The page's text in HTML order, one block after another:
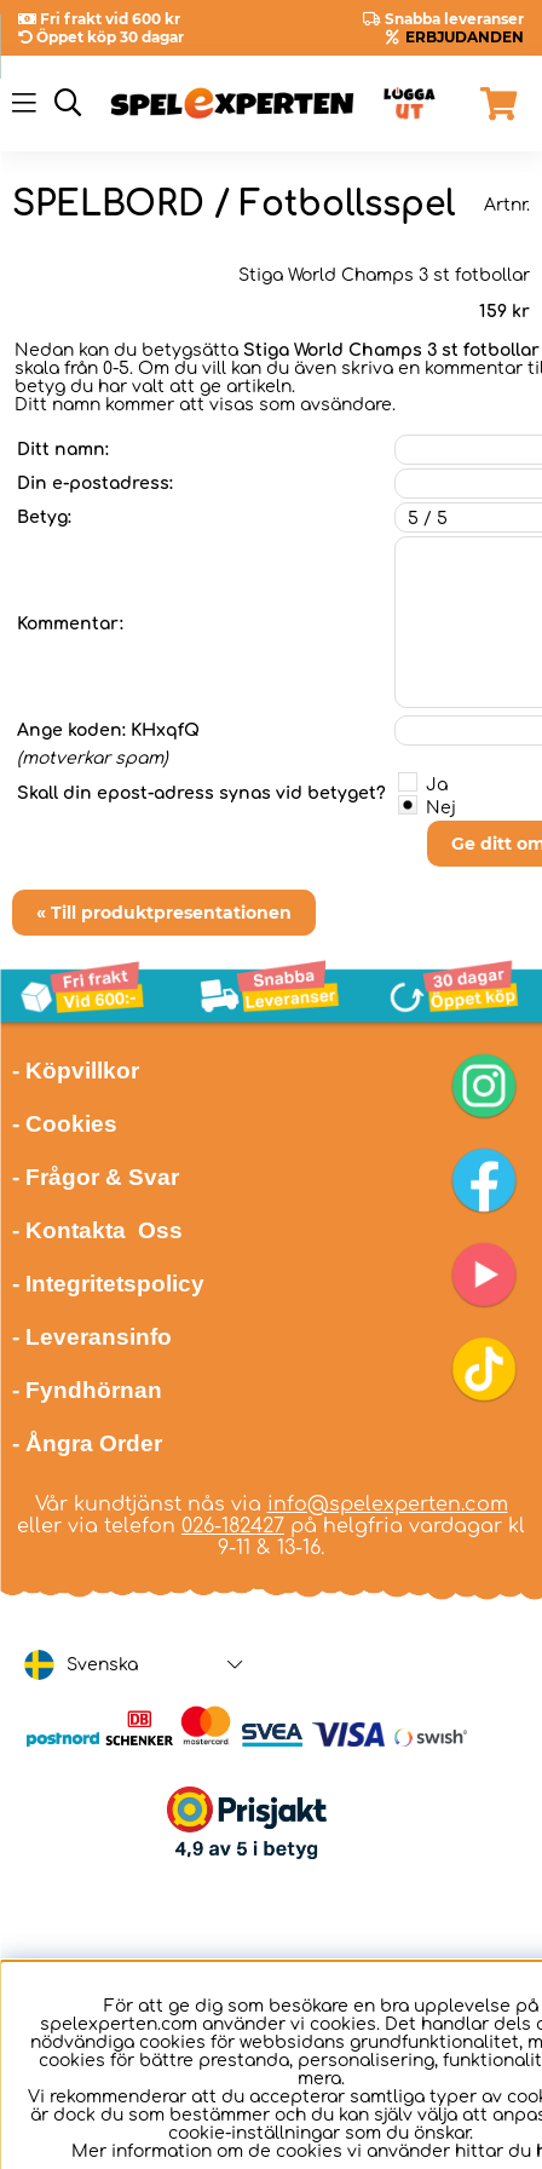
Fri frakt vid 600 kr
Snabba leveranser
Öppet köp 30 dagar
ERBJUDANDEN
SPELBORD / Fotbollsspel Artnr.
Stiga World Champs 3 st fotbollar
159 kr
Nedan kan du betygsätta Stiga World Champs 3 st fotbollar
skala från 0-5. Om du vill kan du även skriva en kommentar
betyg du har valt att ge artikeln.
Ditt namn kommer att visas som avsändare.
Ditt namn:
Din e-postadress:
Betyg:
Kommentar:
Ange koden: KHxqfQ
(motverkar spam)
Skall din epost-adress synas vid betyget?
Ja
Nej
Ge ditt
« Till produktpresentationen
- Köpvillkor
- Cookies
- Frågor & Svar
- Kontakta Oss
- Integritetspolicy
- Leveransinfo
- Fyndhörnan
- Ångra Order
Vår kundtjänst nås via info@spelexperten.com
eller via telefon 026-182427 på helgfria vardagar kl
9-11 & 13-16.
Svenska
För att ge dig som besökare en bra upplevelse på
spelexperten.com använder vi cookies. Det handlar dels
nödvändiga cookies för webbsidans grundfunktionalitet,
cookies för bättre prestanda, personalisering,
mera.
Vi rekommenderar att du accepterar samtliga typer av
är dock du som bestämmer och du kan själv välja att
cookie-inställningar som du önskar.
Mer information om de cookies vi använder hittar du